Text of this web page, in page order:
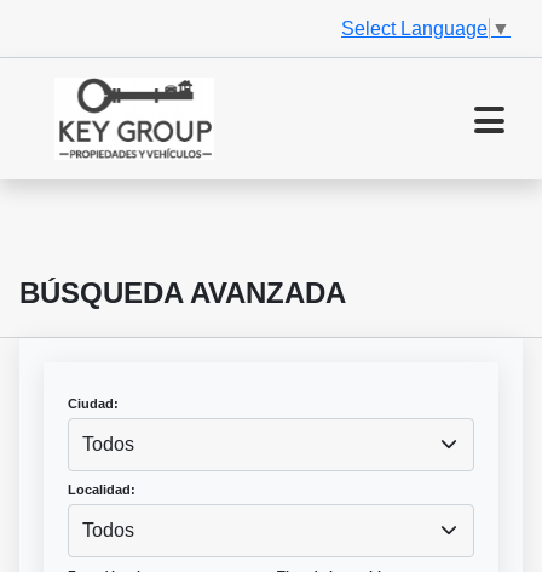
Select Language ▼
BÚSQUEDA AVANZADA
Ciudad:
Todos
Localidad:
Todos